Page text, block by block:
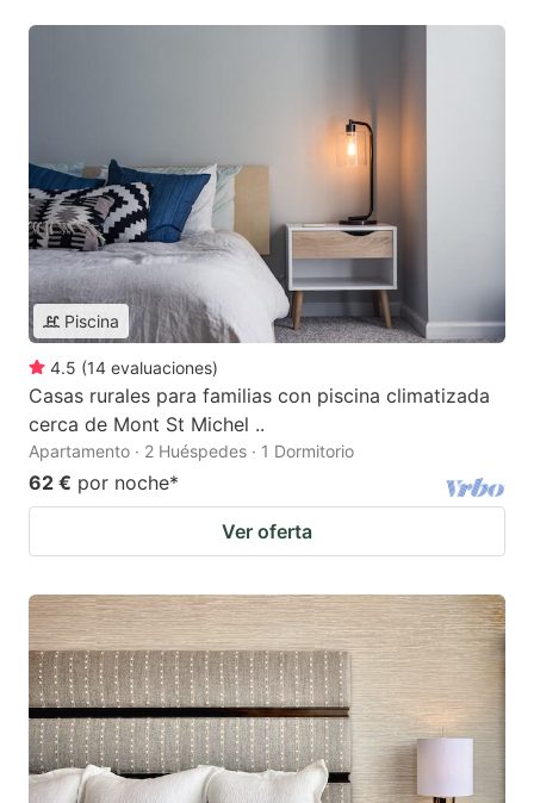
Piscina
4.5 (14 evaluaciones)
Casas rurales para familias con piscina climatizada
cerca de Mont St Michel ..
Apartamento · 2 Huéspedes · 1 Dormitorio
62 € por noche*
Ver oferta